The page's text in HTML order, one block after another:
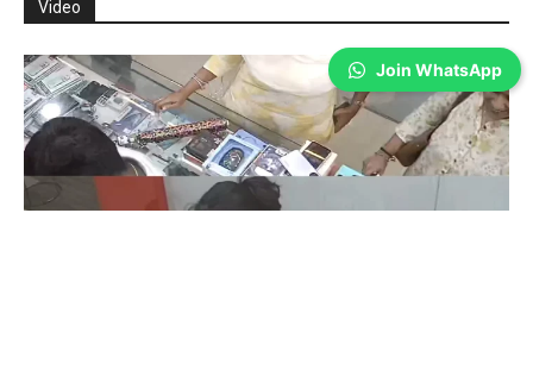
Coimbatore
Join WhatsApp